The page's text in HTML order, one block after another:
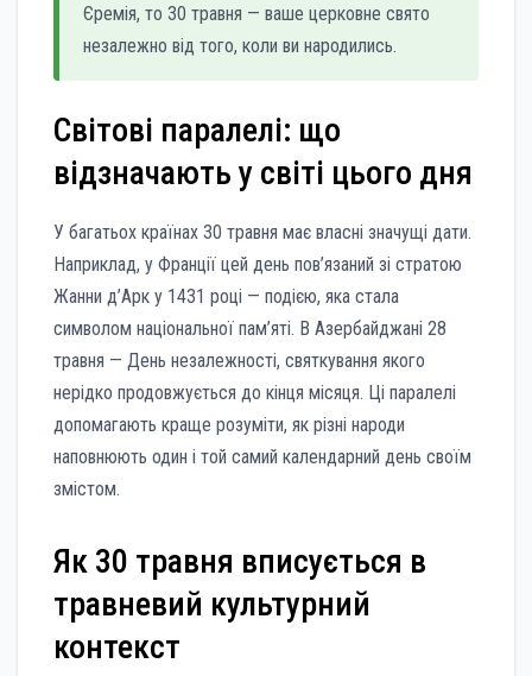
Єремія, то 30 травня — ваше церковне свято
незалежно від того, коли ви народились.
Світові паралелі: що
відзначають у світі цього дня
У багатьох країнах 30 травня має власні значущі дати.
Наприклад, у Франції цей день пов’язаний зі стратою
Жанни д’Арк у 1431 році — подією, яка стала
символом національної пам’яті. В Азербайджані 28
травня — День незалежності, святкування якого
нерідко продовжується до кінця місяця. Ці паралелі
допомагають краще розуміти, як різні народи
наповнюють один і той самий календарний день своїм
змістом.
Як 30 травня вписується в
травневий культурний
контекст